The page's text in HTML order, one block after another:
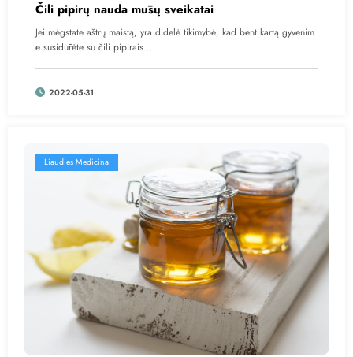
Čili pipirų nauda mūsų sveikatai
Jei mėgstate aštrų maistą, yra didelė tikimybė, kad bent kartą gyvenim
e susidūrėte su čili pipirais.…
2022-05-31
Liaudies Medicina